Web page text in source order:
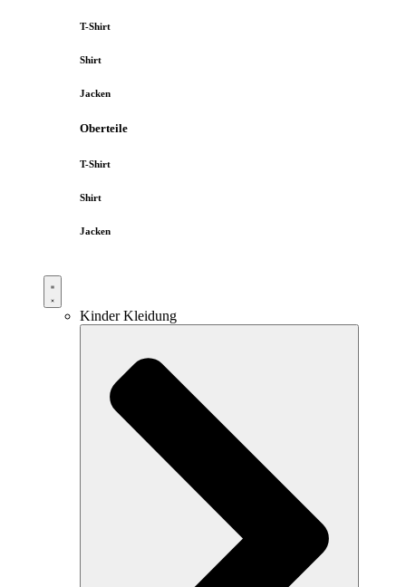
T-Shirt
Shirt
Jacken
Oberteile
T-Shirt
Shirt
Jacken
Kinder Kleidung